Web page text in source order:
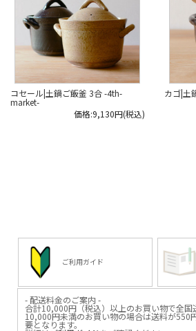
コセール|土鍋ご飯釜 3合 -4th-
market-
価格:9,130円(税込)
カゴ|土
ご利用ガイド
- 配送料金のご案内 -
合計10,000円（税込）以上のお買い物で全国
10,000円未満のお買い物の場合は送料が550
要となります。